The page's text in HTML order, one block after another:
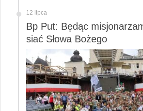
12 lipca
Bp Put: Będąc
siać Słowa Bożego